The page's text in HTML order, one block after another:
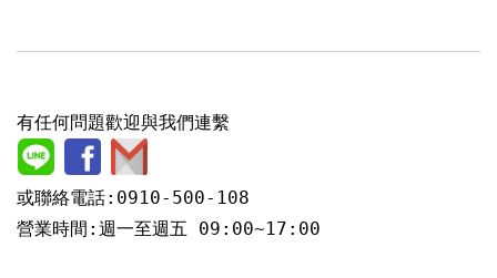
有任何問題歡迎與我們連繫
或聯絡電話:0910-500-108
營業時間:週一至週五 09:00~17:00